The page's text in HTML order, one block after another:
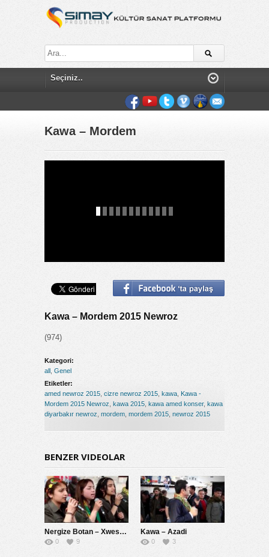
Kawa – Mordem
Kawa – Mordem 2015 Newroz
(974)
Kategori:
all Genel
Etiketler:
amed newroz 2015 cizre newroz 2015 kawa Kawa -
Mordem 2015 Newroz kawa 2015 kawa amed konser, kawa
diyarbakır newroz mordem mordem 2015 newroz 2015
BENZER VIDEOLAR
Nergize Botan – Xweseriya Demokratik
0 9
Kawa – Azadi
0 3